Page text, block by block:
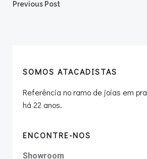
Post
Previous Post
SOMOS ATACADISTAS
Referência no ramo de joias em
há 22 anos.
ENCONTRE-NOS
Showroom